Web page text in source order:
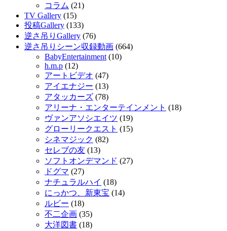
コラム (21)
TV Gallery (15)
投稿Gallery (133)
逆さ吊りGallery (76)
逆さ吊りシーン収録動画 (664)
BabyEntertainment (10)
h.m.p (12)
アートビデオ (47)
アイエナジー (13)
アタッカーズ (78)
アリーナ・エンターテインメント (18)
ヴァンアソシエイツ (19)
グローリークエスト (15)
シネマジック (82)
セレブの友 (13)
ソフトオンデマンド (27)
ドグマ (27)
ナチュラルハイ (18)
にっかつ、新東宝 (14)
ルビー (18)
不二企画 (35)
大洋図書 (18)